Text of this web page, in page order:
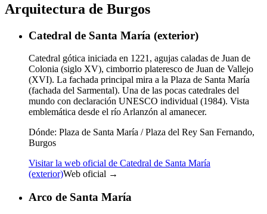
Arquitectura de Burgos
Catedral de Santa María (exterior)
Catedral gótica iniciada en 1221, agujas caladas de Juan de
Colonia (siglo XV), cimborrio plateresco de Juan de Vallejo
(XVI). La fachada principal mira a la Plaza de Santa María
(fachada del Sarmental). Una de las pocas catedrales del
mundo con declaración UNESCO individual (1984). Vista
emblemática desde el río Arlanzón al amanecer.
Dónde: Plaza de Santa María / Plaza del Rey San Fernando,
Burgos
Visitar la web oficial de Catedral de Santa María
(exterior)Web oficial →
Arco de Santa María